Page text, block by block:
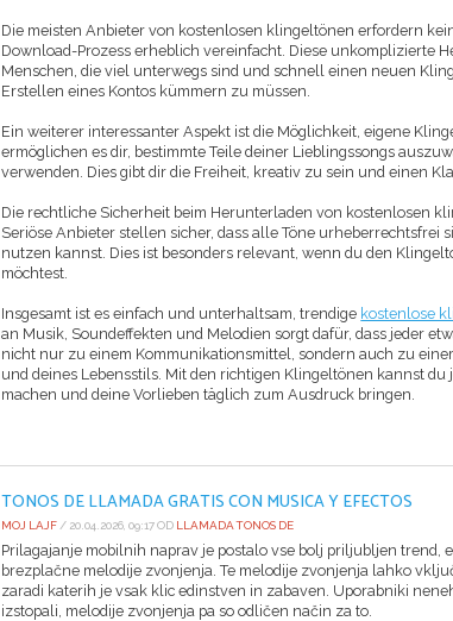
Die meisten Anbieter von kostenlosen klingeltönen erfordern
Download-Prozess erheblich vereinfacht. Diese unkomplizierte
Menschen, die viel unterwegs sind und schnell einen neuen
Erstellen eines Kontos kümmern zu müssen.
Ein weiterer interessanter Aspekt ist die Möglichkeit, eigene
ermöglichen es dir, bestimmte Teile deiner Lieblingssongs
verwenden. Dies gibt dir die Freiheit, kreativ zu sein und einen
Die rechtliche Sicherheit beim Herunterladen von kostenlosen
Seriöse Anbieter stellen sicher, dass alle Töne urheberrechtsfrei
nutzen kannst. Dies ist besonders relevant, wenn du den
möchtest.
Insgesamt ist es einfach und unterhaltsam, trendige kostenlose
an Musik, Soundeffekten und Melodien sorgt dafür, dass jeder
nicht nur zu einem Kommunikationsmittel, sondern auch zu
und deines Lebensstils. Mit den richtigen Klingeltönen kannst
machen und deine Vorlieben täglich zum Ausdruck bringen.
TONOS DE LLAMADA GRATIS CON MUSICA Y EFECTOS
MOJ LAJF / 20.04.2026, 09:17 OD LLAMADA TONOS DE
Prilagajanje mobilnih naprav je postalo vse bolj priljubljen trend,
brezplačne melodije zvonjenja. Te melodije zvonjenja lahko
zaradi katerih je vsak klic edinstven in zabaven. Uporabniki
izstopali, melodije zvonjenja pa so odličen način za to.